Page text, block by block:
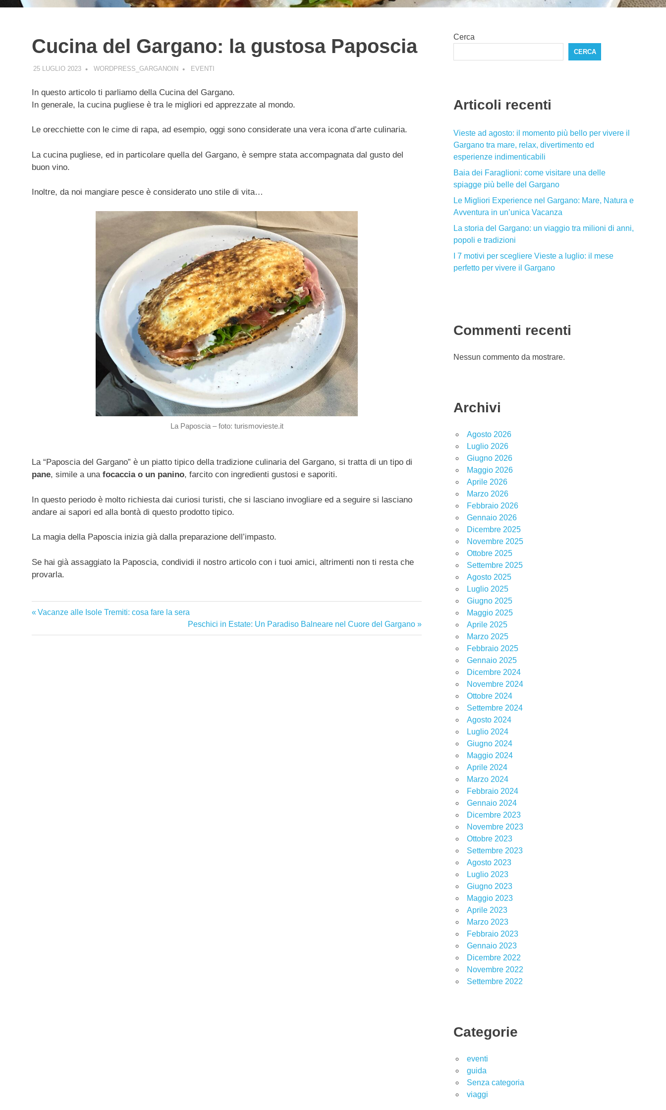
Cucina del Gargano: la gustosa Paposcia
25 LUGLIO 2023 WORDPRESS_GARGANOIN EVENTI
In questo articolo ti parliamo della Cucina del Gargano.
In generale, la cucina pugliese è tra le migliori ed apprezzate al mondo.
Le orecchiette con le cime di rapa, ad esempio, oggi sono considerate una vera icona d’arte culinaria.
La cucina pugliese, ed in particolare quella del Gargano, è sempre stata accompagnata dal gusto del
buon vino.
Inoltre, da noi mangiare pesce è considerato uno stile di vita…
La Paposcia – foto: turismovieste.it
La “Paposcia del Gargano” è un piatto tipico della tradizione culinaria del Gargano, si tratta di un tipo di
pane, simile a una focaccia o un panino, farcito con ingredienti gustosi e saporiti.
In questo periodo è molto richiesta dai curiosi turisti, che si lasciano invogliare ed a seguire si lasciano
andare ai sapori ed alla bontà di questo prodotto tipico.
La magia della Paposcia inizia già dalla preparazione dell’impasto.
Se hai già assaggiato la Paposcia, condividi il nostro articolo con i tuoi amici, altrimenti non ti resta che
provarla.
gargano
Navigazione
articoli
Articolo
Vacanze alle Isole Tremiti: cosa fare la sera
Articolo
successivo:
Peschici in Estate: Un Paradiso Balneare nel Cuore del Gargano
Cerca
CERCA
Articoli recenti
Vieste ad agosto: il momento più bello per vivere il
Gargano tra mare, relax, divertimento ed
esperienze indimenticabili
Baia dei Faraglioni: come visitare una delle
spiagge più belle del Gargano
Le Migliori Experience nel Gargano: Mare, Natura e
Avventura in un’unica Vacanza
La storia del Gargano: un viaggio tra milioni di anni,
popoli e tradizioni
I 7 motivi per scegliere Vieste a luglio: il mese
perfetto per vivere il Gargano
Commenti recenti
Nessun commento da mostrare.
Archivi
Agosto 2026
Luglio 2026
Giugno 2026
Maggio 2026
Aprile 2026
Marzo 2026
Febbraio 2026
Gennaio 2026
Dicembre 2025
Novembre 2025
Ottobre 2025
Settembre 2025
Agosto 2025
Luglio 2025
Giugno 2025
Maggio 2025
Aprile 2025
Marzo 2025
Febbraio 2025
Gennaio 2025
Dicembre 2024
Novembre 2024
Ottobre 2024
Settembre 2024
Agosto 2024
Luglio 2024
Giugno 2024
Maggio 2024
Aprile 2024
Marzo 2024
Febbraio 2024
Gennaio 2024
Dicembre 2023
Novembre 2023
Ottobre 2023
Settembre 2023
Agosto 2023
Luglio 2023
Giugno 2023
Maggio 2023
Aprile 2023
Marzo 2023
Febbraio 2023
Gennaio 2023
Dicembre 2022
Novembre 2022
Settembre 2022
Categorie
eventi
guida
Senza categoria
viaggi